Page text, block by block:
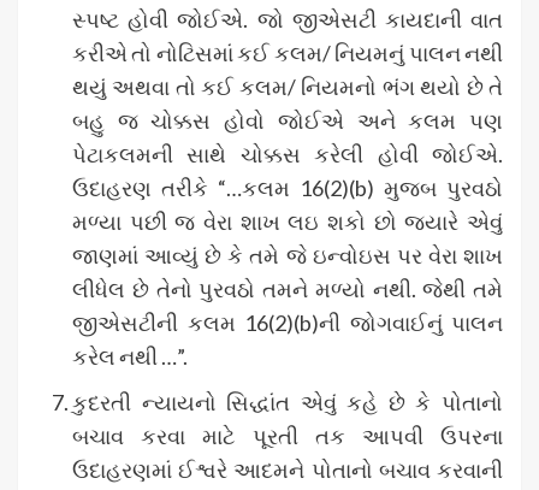
સ્પષ્ટ હોવી જોઈએ. જો જીએસટી કાયદાની વાત
કરીએ તો નોટિસમાં કઈ કલમ/ નિયમનું પાલન નથી
થયું અથવા તો કઈ કલમ/ નિયમનો ભંગ થયો છે તે
બહુ જ ચોક્કસ હોવો જોઈએ અને કલમ પણ
પેટાકલમની સાથે ચોક્કસ કરેલી હોવી જોઈએ.
ઉદાહરણ તરીકે “…કલમ 16(2)(b) મુજબ પુરવઠો
મળ્યા પછી જ વેરા શાખ લઇ શકો છો જ્યારે એવું
જાણમાં આવ્યું છે કે તમે જે ઇન્વોઇસ પર વેરા શાખ
લીધેલ છે તેનો પુરવઠો તમને મળ્યો નથી. જેથી તમે
જીએસટીની કલમ 16(2)(b)ની જોગવાઈનું પાલન
કરેલ નથી …”.
કુદરતી ન્યાયનો સિદ્ધાંત એવું કહે છે કે પોતાનો
બચાવ કરવા માટે પૂરતી તક આપવી ઉપરના
ઉદાહરણમાં ઈશ્વરે આદમને પોતાનો બચાવ કરવાની